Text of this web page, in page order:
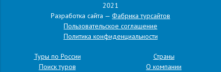
2021
Разработка сайта — Фабрика турсайтов
Пользовательское соглашение
Политика конфиденциальности
Туры по России
Поиск туров
Страны
О компании